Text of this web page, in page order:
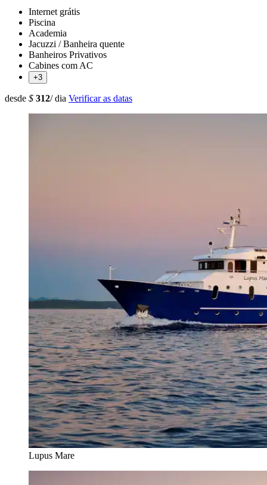
Internet grátis
Piscina
Academia
Jacuzzi / Banheira quente
Banheiros Privativos
Cabines com AC
+3
desde $ 312/ dia Verificar as datas
Lupus Mare